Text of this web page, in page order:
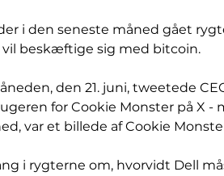
i den seneste måned gået
vil beskæftige sig med bitcoin.
den 21. juni, tweetede
for Cookie Monster på X
var et billede af Cookie
i rygterne om, hvorvidt Dell